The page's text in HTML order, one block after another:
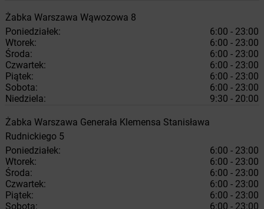
Żabka Warszawa Wąwozowa 8
Poniedziałek:
6:00 - 23:00
Wtorek:
6:00 - 23:00
Środa:
6:00 - 23:00
Czwartek:
6:00 - 23:00
Piątek:
6:00 - 23:00
Sobota:
6:00 - 23:00
Niedziela:
9:30 - 20:00
Żabka Warszawa Generała Klemensa Stanisława
Rudnickiego 5
Poniedziałek:
6:00 - 23:00
Wtorek:
6:00 - 23:00
Środa:
6:00 - 23:00
Czwartek:
6:00 - 23:00
Piątek:
6:00 - 23:00
Sobota:
6:00 - 23:00